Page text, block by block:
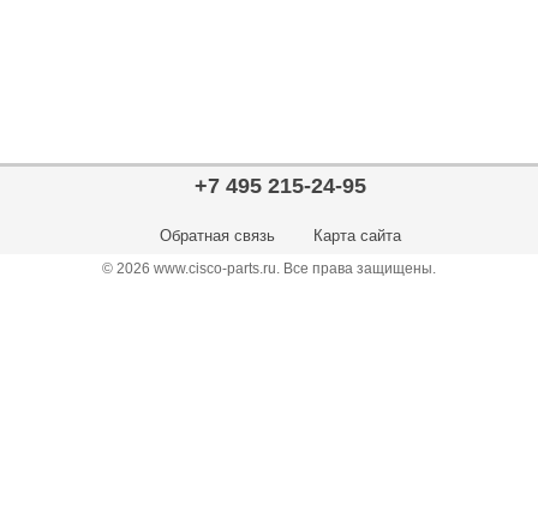
+7 495 215-24-95
Обратная связь Карта сайта
© 2026 www.cisco-parts.ru. Все права защищены.